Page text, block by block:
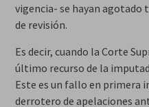
vigencia- se hayan agotado
de revisión.
Es decir, cuando la Corte
último recurso de la
Este es un fallo en primera
derrotero de apelaciones